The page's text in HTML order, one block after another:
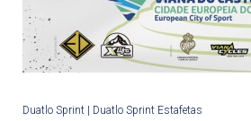
Duatlo Sprint | Duatlo Sprint Estafetas